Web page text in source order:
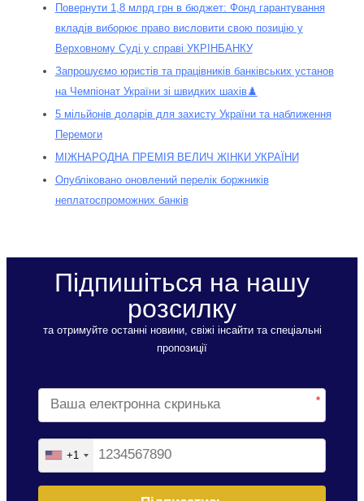
Повернути 1,8 млрд грн в бюджет: Фонд гарантування
вкладів виборює право висловити свою позицію у
Верховному Суді у справі УКРІНБАНКУ
Запрошуємо юристів та працівників банківських установ
на Чемпіонат України зі швидких шахів♟️
5 мільйонів доларів для захисту України та наближення
Перемоги
МІЖНАРОДНА ПРЕМІЯ ВЕЛИЧ ЖІНКИ УКРАЇНИ
Опубліковано оновлений перелік боржників
неплатоспроможних банків
Підпишіться на нашу
розсилку
та отримуйте останні новини, свіжі інсайти та спеціальні
пропозиції
*
+1